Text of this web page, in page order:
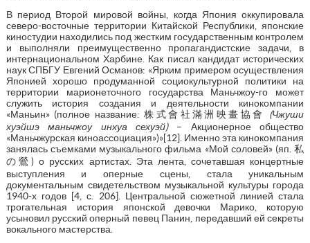
В период Второй мировой войны, когда Япония оккупировала
северо-восточные территории Китайской Республики, японские
киностудии находились под жестким государственным контролем
и выполняли преимущественно пропагандистские задачи, в
интернациональном Харбине. Как писал кандидат исторических
наук СПБГУ Евгений Османов: «Ярким примером осуществления
Японией хорошо продуманной социокультурной политики на
территории марионеточного государства Маньчжоу-го может
служить история создания и деятельности кинокомпании
«Маньин» (полное название: 株式會社滿洲映畫協會 (Чжуши
хуэйшэ маньчжоу инхуа сехуэй)– Акционерное общество
«Маньчжурская киноассоциация»)»[12]. Именно эта кинокомпания
занялась съемками музыкального фильма «Мой соловей» (яп. 私
の鶯) о русских артистах. Эта лента, сочетавшая концертные
выступления и оперные сцены, стала уникальным
документальным свидетельством музыкальной культуры города
1940-х годов [4, с. 206]. Центральной сюжетной линией стала
трогательная история японской девочки Марико, которую
усыновил русский оперный певец Панин, передавший ей секреты
вокального мастерства.